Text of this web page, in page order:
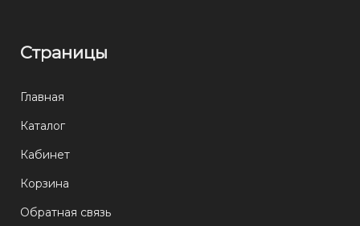
Страницы
Главная
Каталог
Кабинет
Корзина
Обратная связь